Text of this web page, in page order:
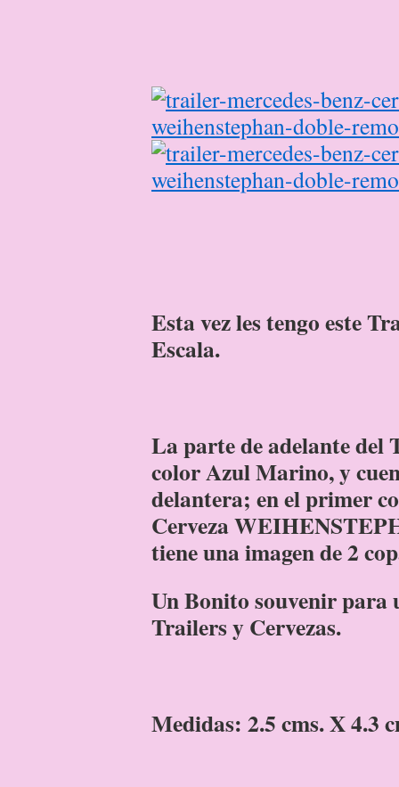
Esta vez les tengo este
Escala.
La parte de adelante del
color Azul Marino, y
delantera; en el primer
Cerveza
tiene una imagen de 2
Un Bonito souvenir para
Trailers y Cervezas.
Medidas: 2.5 cms. X 4.3